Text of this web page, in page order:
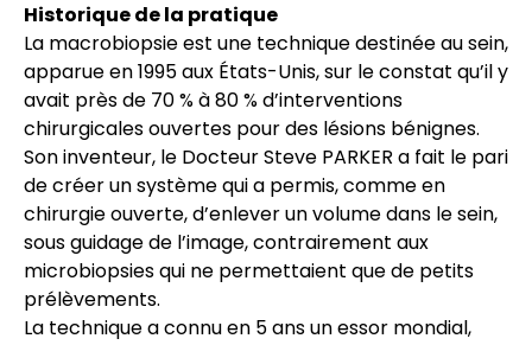
Historique de la pratique
La macrobiopsie est une technique destinée au sein,
apparue en 1995 aux États-Unis, sur le constat qu’il y
avait près de 70 % à 80 % d’interventions
chirurgicales ouvertes pour des lésions bénignes.
Son inventeur, le Docteur Steve PARKER a fait le pari
de créer un système qui a permis, comme en
chirurgie ouverte, d’enlever un volume dans le sein,
sous guidage de l’image, contrairement aux
microbiopsies qui ne permettaient que de petits
prélèvements.
La technique a connu en 5 ans un essor mondial,